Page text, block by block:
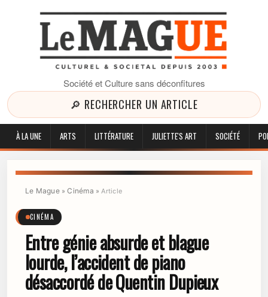
Société et Culture sans déconfitures
🔎 RECHERCHER UN ARTICLE
À LA UNE ARTS LITTÉRATURE JULIETTE'S ART SOCIÉTÉ
Le Mague»Cinéma »Article
CINÉMA
Entre génie absurde et blague
lourde, l’accident de piano
désaccordé de Quentin Dupieux